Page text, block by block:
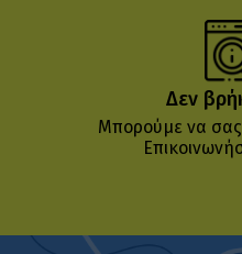
Δεν
Μπορούμε να σας